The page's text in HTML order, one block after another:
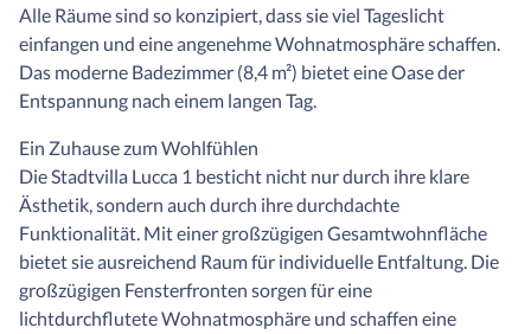
Alle Räume sind so konzipiert, dass sie viel Tageslicht
einfangen und eine angenehme Wohnatmosphäre schaffen.
Das moderne Badezimmer (8,4 m²) bietet eine Oase der
Entspannung nach einem langen Tag.
Ein Zuhause zum Wohlfühlen
Die Stadtvilla Lucca 1 besticht nicht nur durch ihre klare
Ästhetik, sondern auch durch ihre durchdachte
Funktionalität. Mit einer großzügigen Gesamtwohnfläche
bietet sie ausreichend Raum für individuelle Entfaltung. Die
großzügigen Fensterfronten sorgen für eine
lichtdurchflutete Wohnatmosphäre und schaffen eine